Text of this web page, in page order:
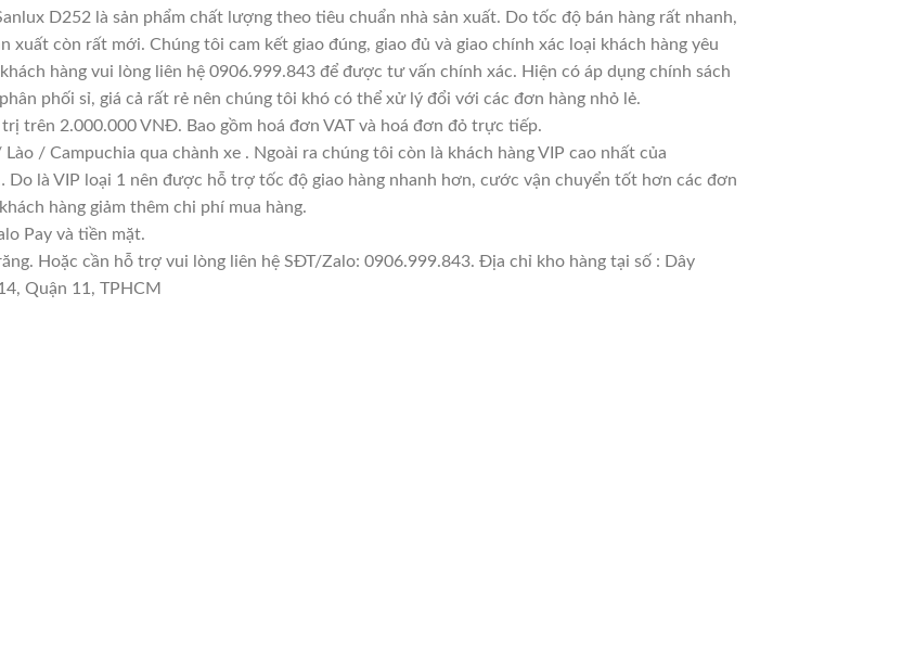
D252 là sản phẩm chất lượng theo tiêu chuẩn nhà sản xuất. Do tốc độ bán hàng rất nhanh,
xuất còn rất mới. Chúng tôi cam kết giao đúng, giao đủ và giao chính xác loại khách hàng yêu
hàng vui lòng liên hệ 0906.999.843 để được tư vấn chính xác. Hiện có áp dụng chính sách
phối sỉ, giá cả rất rẻ nên chúng tôi khó có thể xử lý đổi với các đơn hàng nhỏ lẻ.
trên 2.000.000 VNĐ. Bao gồm hoá đơn VAT và hoá đơn đỏ trực tiếp.
/ Campuchia qua chành xe . Ngoài ra chúng tôi còn là khách hàng VIP cao nhất của
là VIP loại 1 nên được hỗ trợ tốc độ giao hàng nhanh hơn, cước vận chuyển tốt hơn các đơn
hàng giảm thêm chi phí mua hàng.
Pay và tiền mặt.
Hoặc cần hỗ trợ vui lòng liên hệ SĐT/Zalo: 0906.999.843. Địa chỉ kho hàng tại số : Dây
Quận 11, TPHCM